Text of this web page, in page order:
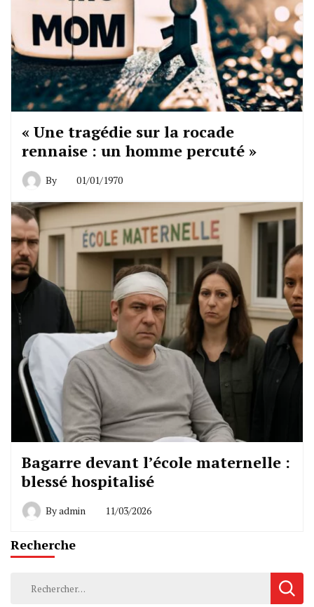
« Une tragédie sur la rocade
rennaise : un homme percuté »
By 01/01/1970
Bagarre devant l’école maternelle :
blessé hospitalisé
Byadmin 11/03/2026
Recherche
Rechercher :